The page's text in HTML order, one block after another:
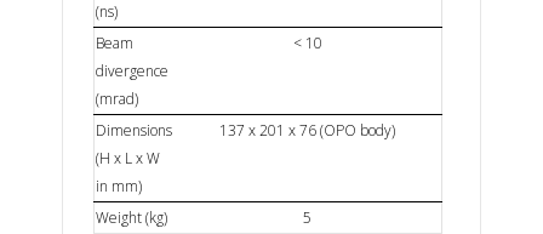
(ns)
Beam
divergence
(mrad)
< 10
Dimensions
(H x L x W
in mm)
137 x 201 x 76 (OPO body)
Weight (kg) 5